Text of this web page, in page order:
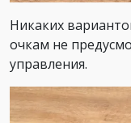
Никаких
очкам не
управления.